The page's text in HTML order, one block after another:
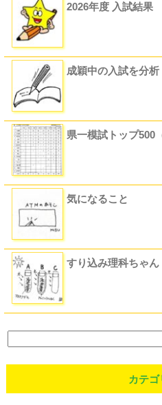
2026年度 入試結果
成穎中の入試を分析
県一模試トップ500
気になること
すり込み理科ちゃん
カテゴ